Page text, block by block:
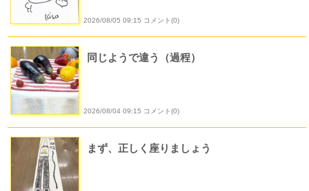
2026/08/05 09:15 コメント(0)
同じようで違う（過程）
2026/08/04 09:15 コメント(0)
まず、正しく座りましょう